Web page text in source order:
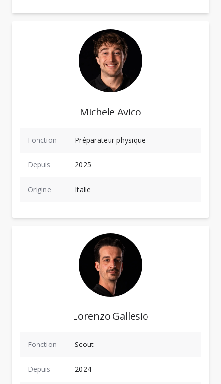
Michele Avico
Fonction Préparateur physique
Depuis 2025
Origine Italie
Lorenzo Gallesio
Fonction Scout
Depuis 2024